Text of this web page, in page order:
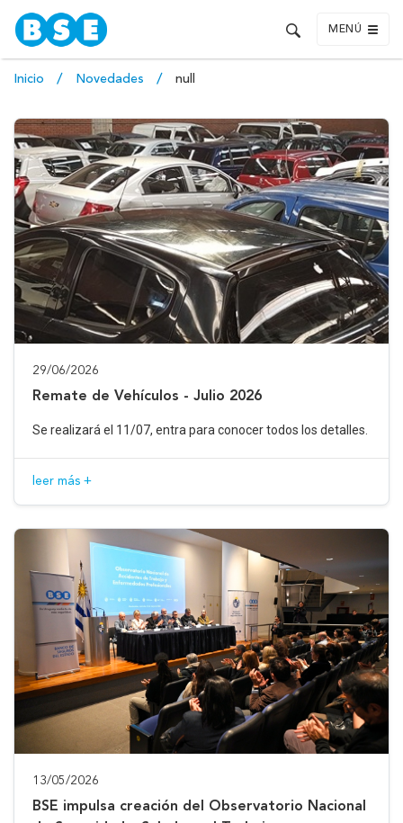
MENÚ
Inicio Novedades null
29/06/2026
Remate de Vehículos - Julio 2026
Se realizará el 11/07, entra para conocer todos los detalles.
leer más +
13/05/2026
BSE impulsa creación del Observatorio Nacional